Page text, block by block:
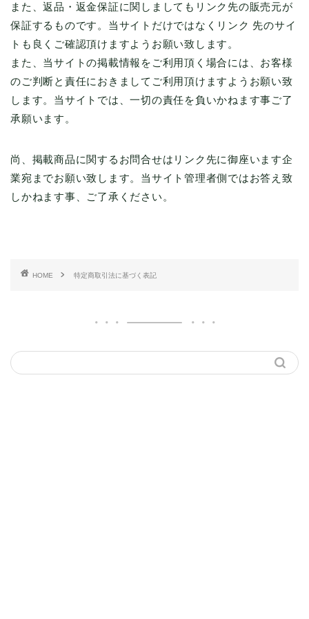
また、返品・返金保証に関しましてもリンク先の販売元が
保証するものです。当サイトだけではなくリンク 先のサイ
トも良くご確認頂けますようお願い致します。
また、当サイトの掲載情報をご利用頂く場合には、お客様
のご判断と責任におきましてご利用頂けますようお願い致
します。当サイトでは、一切の責任を負いかねます事ご了
承願います。
尚、掲載商品に関するお問合せはリンク先に御座います企
業宛までお願い致します。当サイト管理者側ではお答え致
しかねます事、ご了承ください。
HOME 特定商取引法に基づく表記